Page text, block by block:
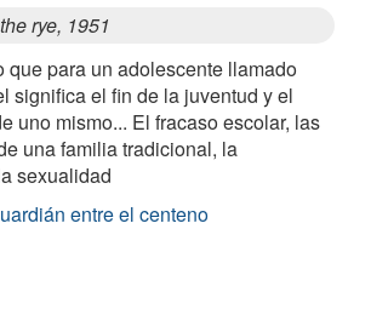
rye, 1951
que para un adolescente llamado
significa el fin de la juventud y el
uno mismo... El fracaso escolar, las
una familia tradicional, la
sexualidad
entre el centeno